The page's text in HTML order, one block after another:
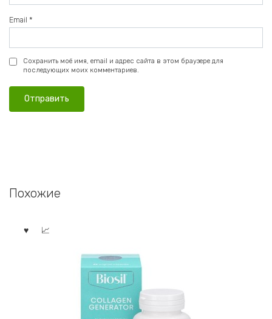
Email *
Сохранить моё имя, email и адрес сайта в этом браузере для
последующих моих комментариев.
Похожие